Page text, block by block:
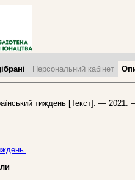
Персональний кабінет
тиждень [Текст]. —